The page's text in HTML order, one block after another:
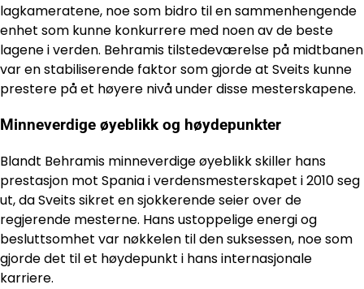
lagkameratene, noe som bidro til en sammenhengende
enhet som kunne konkurrere med noen av de beste
lagene i verden. Behramis tilstedeværelse på midtbanen
var en stabiliserende faktor som gjorde at Sveits kunne
prestere på et høyere nivå under disse mesterskapene.
Minneverdige øyeblikk og høydepunkter
Blandt Behramis minneverdige øyeblikk skiller hans
prestasjon mot Spania i verdensmesterskapet i 2010 seg
ut, da Sveits sikret en sjokkerende seier over de
regjerende mesterne. Hans ustoppelige energi og
besluttsomhet var nøkkelen til den suksessen, noe som
gjorde det til et høydepunkt i hans internasjonale
karriere.